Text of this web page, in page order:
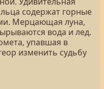
содержат горные
Мерцающая луна,
вода и лед.
упавшая в
изменить судьбу